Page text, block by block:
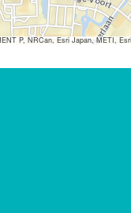
P, NRCan, Esri Japan, METI,